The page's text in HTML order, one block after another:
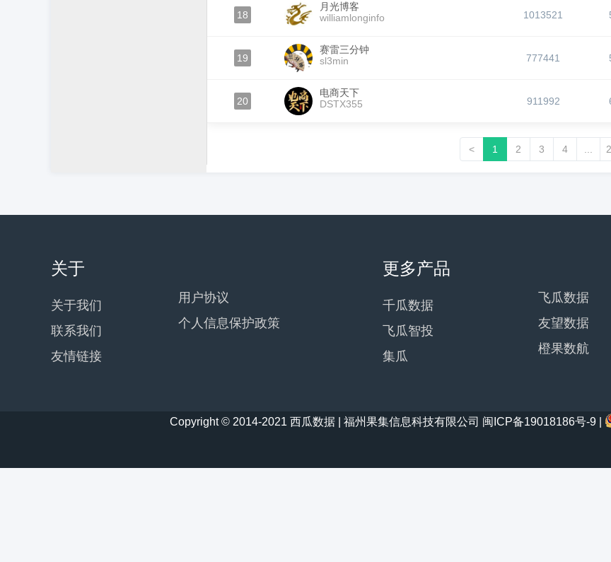
18
月光博客
williamlonginfo
1013521
19
赛雷三分钟
sl3min
777441
20
电商天下
DSTX355
911992
< 1 2 3 4
关于
关于我们
联系我们
友情链接
用户协议
个人信息保护政策
更多产品
千瓜数据
飞瓜智投
集瓜
飞瓜数据
友望数据
橙果数航
Copyright © 2014-2021 西瓜数据 | 福州果集信息科技有限公司 闽ICP备19018186号-9